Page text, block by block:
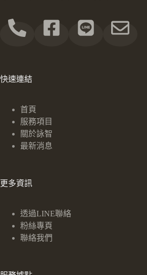
快速連結
首頁
服務項目
關於詠智
最新消息
更多資訊
透過LINE聯絡
粉絲專頁
聯絡我們